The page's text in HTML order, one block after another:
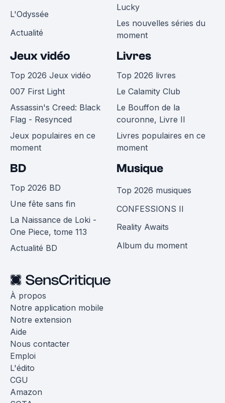
L'Odyssée
Actualité
Lucky
Les nouvelles séries du
moment
Jeux vidéo
Top 2026 Jeux vidéo
007 First Light
Assassin's Creed: Black
Flag - Resynced
Jeux populaires en ce
moment
Livres
Top 2026 livres
Le Calamity Club
Le Bouffon de la
couronne, Livre II
Livres populaires en ce
moment
BD
Top 2026 BD
Une fête sans fin
La Naissance de Loki -
One Piece, tome 113
Actualité BD
Musique
Top 2026 musiques
CONFESSIONS II
Reality Awaits
Album du moment
À propos
Notre application mobile
Notre extension
Aide
Nous contacter
Emploi
L'édito
CGU
Amazon